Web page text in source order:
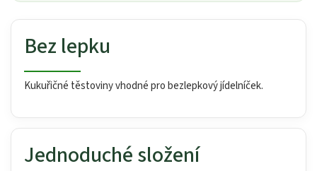
Bez lepku
Kukuřičné těstoviny vhodné pro bezlepkový jídelníček.
Jednoduché složení